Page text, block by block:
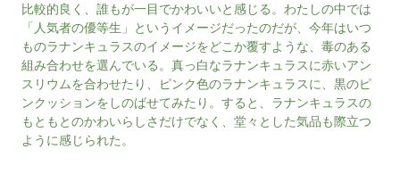
比較的良く、誰もが一目でかわいいと感じる。わたしの中では
「人気者の優等生」というイメージだったのだが、今年はいつ
ものラナンキュラスのイメージをどこか覆すような、毒のある
組み合わせを選んでいる。真っ白なラナンキュラスに赤いアン
スリウムを合わせたり、ピンク色のラナンキュラスに、黒のピ
ンクッションをしのばせてみたり。すると、ラナンキュラスの
もともとのかわいらしさだけでなく、堂々とした気品も際立つ
ように感じられた。